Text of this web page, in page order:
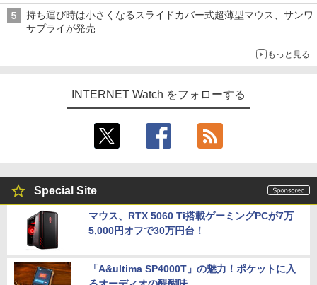
持ち運び時は小さくなるスライドカバー式超薄型マウス、サンワ
サプライが発売
もっと見る
INTERNET Watch をフォローする
Special Site
マウス、RTX 5060 Ti搭載ゲーミングPCが7万
5,000円オフで30万円台！
「A&ultima SP4000T」の魅力！ポケットに入